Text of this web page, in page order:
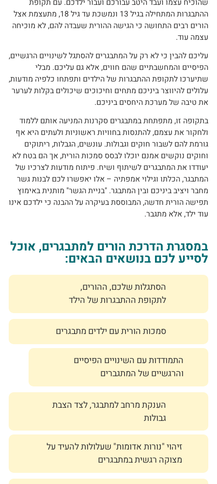
ההתבגרות המתחילה בגיל 13 ונמשכת עד גיל 18, מתעצמת אצל
הורים רבים התחושה כי הגישה ההורית שעבדה להם, לא מוכיחה
עצמה עוד.
עליכם להבין כי לא רק על המתבגרים להסתגל לשינויים הרגשיים,
הפיסיים והמחשבתיים שהם חווים, אלא גם עליכם. מבלי
שתיערכו לתקופת ההתבגרות של הילדים ותפתחו כלפיה מודעות,
עלולים להיווצר ביניכם מתחים וחיכוכים שיכולים בקלות לערער
את טיבה של מערכת היחסים ביניכם.
בתקופה זו, מתפתחת במתבגרים סקרנות המניעה אותם ללמוד
ולחקור את עצמם, להתנסות בחוויות ראשוניות ולעתים היא אף
גורמת להם לשבור חוקים וגבולות. עונשים, הגבלות, ריתוקים
וחוקים נוקשים אמנם יוכלו לבסס סמכות הורית, אך הם בטח לא
יעודדו את המתבגרים לשיתוף ושיח. פיתוח מודעות לצרכיו של
המתבגר, הכלתו וגילוי אמפתיה – אלו יאפשרו לכם לבנות גשר
מחבר ויציב ביניכם ובין המתבגר. "בניית הגשר" מותנית באימוץ
תפישה הורית חדשה, המבוססת בעיקרה על ההבנה כי ילדכם אינו
עוד ילד, אלא מתגבר.
במסגרת הדרכת הורים למתבגרים, אוכל
לסייע לכם בנושאים הבאים:
הסתגלות שלכם, ההורים,
לתקופת ההתבגרות של הילד
סמכות הורית עם ילדים מתבגרים
התמודדות עם השינויים הפיסיים
והרגשיים של המתגברים
הענקת מרחב למתבגר, לצד הצבת
גבולות
זיהוי "נורות אדומות" שעלולות להעיד על
מצוקה רגשית במתבגרים